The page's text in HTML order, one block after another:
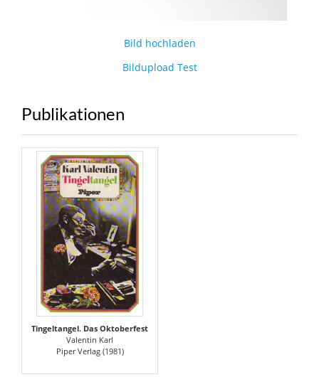
Bild hochladen
Bildupload Test
Publikationen
Tingeltangel. Das Oktoberfest
Valentin Karl
Piper Verlag (1981)